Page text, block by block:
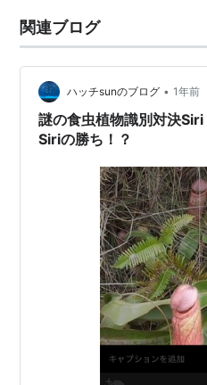
関連ブログ
ハッチsunのブログ • 1年前
謎の食虫植物識別対決Siri
Siriの勝ち！？